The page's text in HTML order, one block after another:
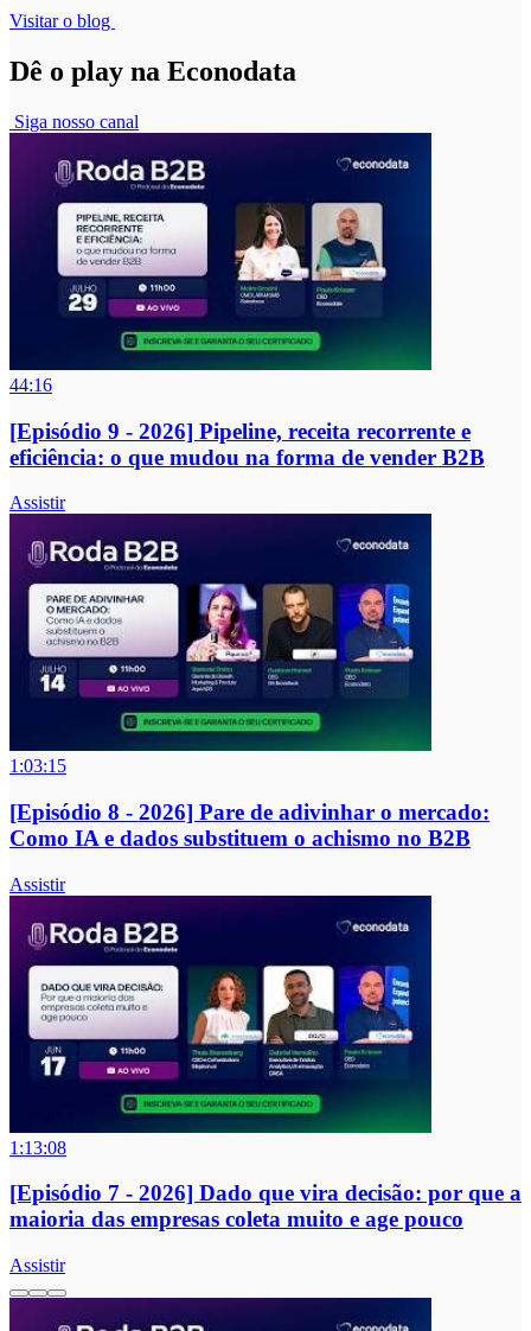
Visitar o blog
Dê o play na Econodata
Siga nosso canal
44:16
[Episódio 9 - 2026] Pipeline, receita recorrente e
eficiência: o que mudou na forma de vender B2B
Assistir
1:03:15
[Episódio 8 - 2026] Pare de adivinhar o mercado:
Como IA e dados substituem o achismo no B2B
Assistir
1:13:08
[Episódio 7 - 2026] Dado que vira decisão: por que a
maioria das empresas coleta muito e age pouco
Assistir